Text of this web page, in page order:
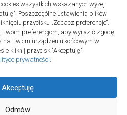
wszystkich wskazanych wyżej
Poszczególne ustawienia plików
przycisku „Zobacz preferencje”.
preferencjom, aby wyrazić zgodę
na Twoim urządzeniu końcowym w
kliknij przycisk "Akceptuję".
prywatności.
Akceptuję
Odmów
|Polityka prywatności